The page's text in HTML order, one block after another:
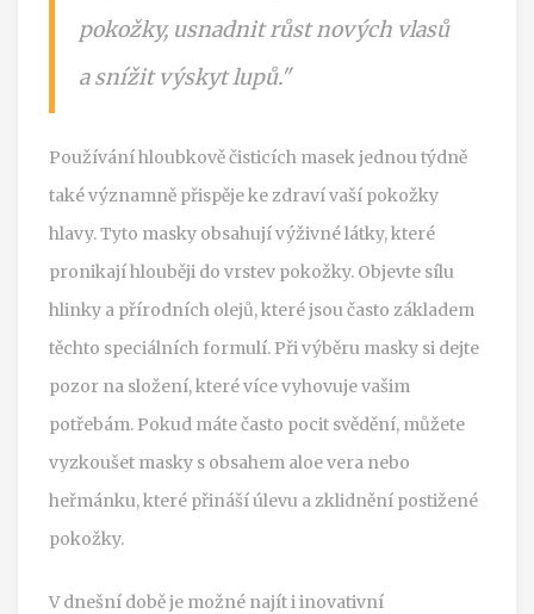
pokožky, usnadnit růst nových vlasů
a snížit výskyt lupů."
Používání hloubkově čisticích masek jednou týdně
také významně přispěje ke zdraví vaší pokožky
hlavy. Tyto masky obsahují výživné látky, které
pronikají hlouběji do vrstev pokožky. Objevte sílu
hlinky a přírodních olejů, které jsou často základem
těchto speciálních formulí. Při výběru masky si dejte
pozor na složení, které více vyhovuje vašim
potřebám. Pokud máte často pocit svědění, můžete
vyzkoušet masky s obsahem aloe vera nebo
heřmánku, které přináší úlevu a zklidnění postižené
pokožky.
V dnešní době je možné najít i inovativní